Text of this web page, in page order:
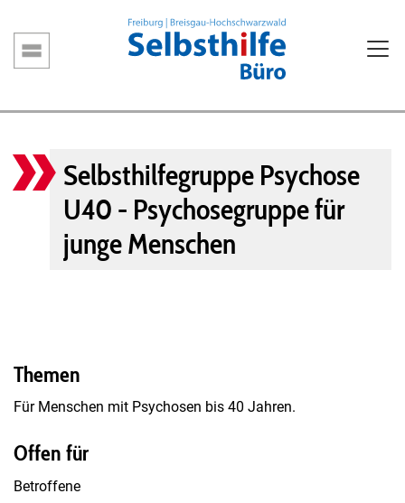
zum
Inhalt
Hauptnavigation
Selbsthilfegruppe Psychose
U40 - Psychosegruppe für
junge Menschen
Themen
Für Menschen mit Psychosen bis 40 Jahren.
Offen für
Betroffene